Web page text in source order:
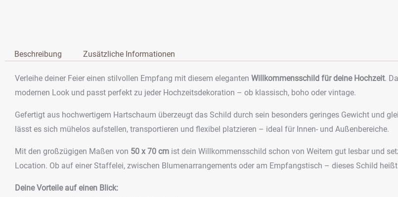
Beschreibung Zusätzliche Informationen
Verleihe deiner Feier einen stilvollen Empfang mit diesem eleganten Willkommensschild für deine Hochzeit.
modernen Look und passt perfekt zu jeder Hochzeitsdekoration – ob klassisch, boho oder vintage.
Gefertigt aus hochwertigem Hartschaum überzeugt das Schild durch sein besonders geringes Gewicht und
lässt es sich mühelos aufstellen, transportieren und flexibel platzieren – ideal für Innen- und Außenbereiche.
Mit den großzügigen Maßen von 50 x 70 cm ist dein Willkommensschild schon von Weitem gut lesbar und
Location. Ob auf einer Staffelei, zwischen Blumenarrangements oder am Empfangstisch – dieses Schild
Deine Vorteile auf einen Blick: